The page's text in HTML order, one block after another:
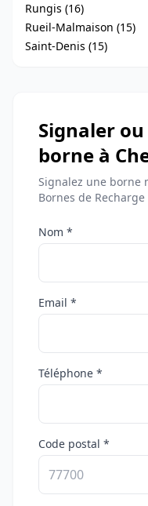
Rungis (16)
Rueil-Malmaison (15)
Saint-Denis (15)
Signaler
borne à
Signalez une borne
Bornes de Recharge
Nom *
Email *
Téléphone *
Code postal *